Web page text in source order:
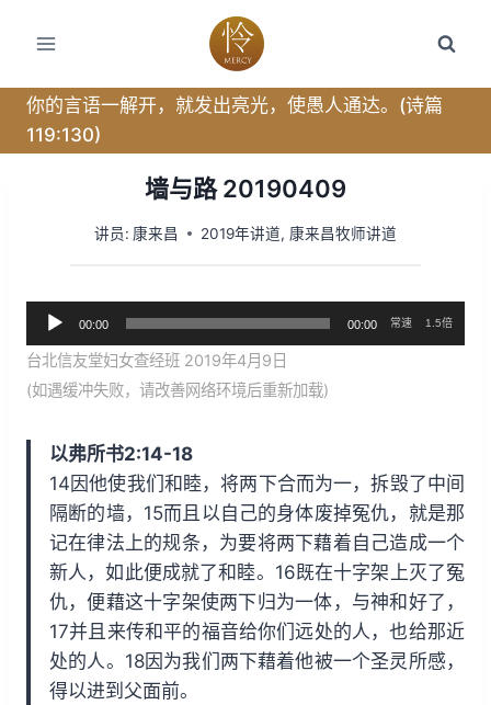
你的言语一解开，就发出亮光，使愚人通达。(诗篇
119:130)
墙与路 20190409
讲员: 康来昌 2019年讲道, 康来昌牧师讲道
频
播
放
00:00 00:00 常速 1.5倍
台北信友堂妇女查经班 2019年4月9日
(如遇缓冲失败，请改善网络环境后重新加载)
以弗所书2:14-18
14因他使我们和睦，将两下合而为一，拆毁了中间
隔断的墙，15而且以自己的身体废掉冤仇，就是那
记在律法上的规条，为要将两下藉着自己造成一个
新人，如此便成就了和睦。16既在十字架上灭了冤
仇，便藉这十字架使两下归为一体，与神和好了，
17并且来传和平的福音给你们远处的人，也给那近
处的人。18因为我们两下藉着他被一个圣灵所感，
得以进到父面前。